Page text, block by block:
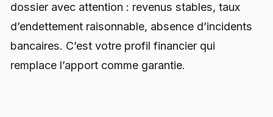
dossier avec attention : revenus stables, taux
d’endettement raisonnable, absence d’incidents
bancaires. C’est votre profil financier qui
remplace l’apport comme garantie.